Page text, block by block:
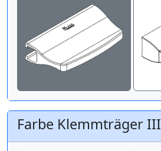
Farbe Klemmträger III